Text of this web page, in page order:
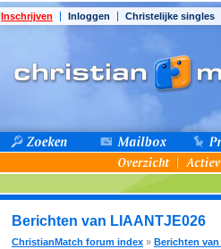
Inschrijven Inloggen Christelijke singles
Berichten van LIAANTJE026
ChristianMatch forum index » Berichten van